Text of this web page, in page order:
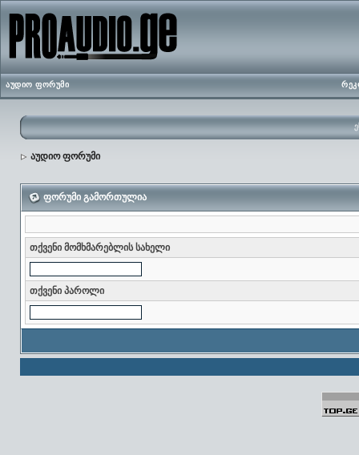
აუდიო ფორუმი
აუდიო ფორუმი
ფორუმი გამორთულია
თქვენი მომხმარებლის სახელი
თქვენი პაროლი